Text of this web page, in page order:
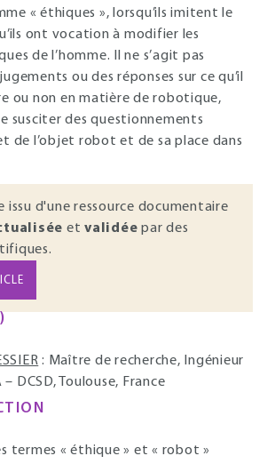
« éthiques », lorsqu’ils imitent le
ont vocation à modifier les
de l’homme. Il ne s’agit pas
ou des réponses sur ce qu’il
ou non en matière de robotique,
susciter des questionnements
de l’objet robot et de sa place dans
issu d'une ressource documentaire
et validée par des
: Maître de recherche, Ingénieur
DCSD, Toulouse, France
termes « éthique » et « robot »